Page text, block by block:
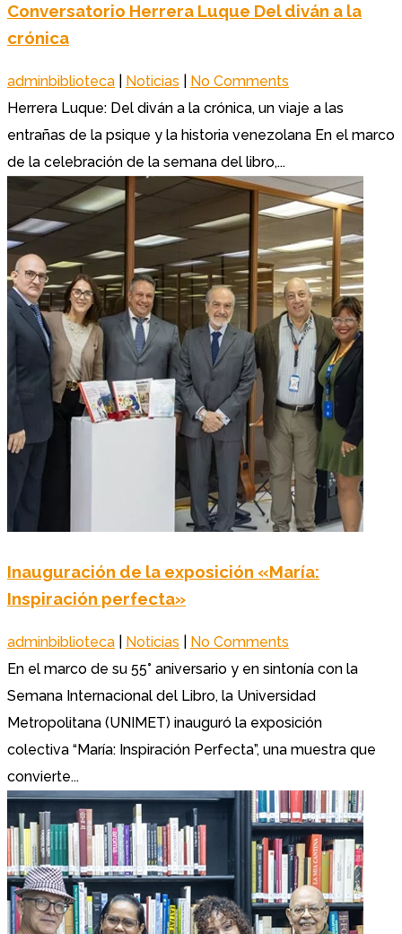
Conversatorio Herrera Luque Del diván a la
crónica
adminbiblioteca Noticias
No Comments
Herrera Luque: Del diván a la crónica, un viaje a las
entrañas de la psique y la historia venezolana En el marco
de la celebración de la semana del libro,...
Inauguración de la exposición «María:
Inspiración perfecta»
adminbiblioteca Noticias
No Comments
En el marco de su 55° aniversario y en sintonía con la
Semana Internacional del Libro, la Universidad
Metropolitana (UNIMET) inauguró la exposición
colectiva “María: Inspiración Perfecta”, una muestra que
convierte...